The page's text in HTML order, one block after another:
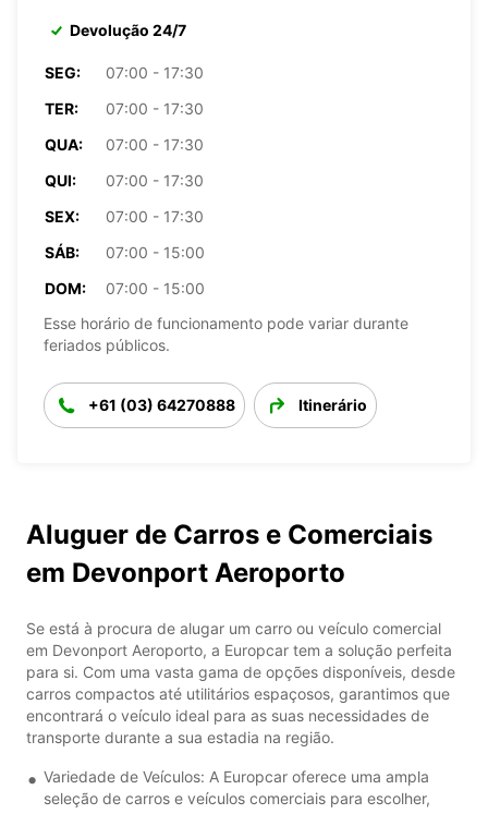
Devolução 24/7
SEG:
07:00 - 17:30
TER:
07:00 - 17:30
QUA:
07:00 - 17:30
QUI:
07:00 - 17:30
SEX:
07:00 - 17:30
SÁB:
07:00 - 15:00
DOM:
07:00 - 15:00
Esse horário de funcionamento pode variar durante
feriados públicos.
+61 (03) 64270888 Itinerário
Aluguer de Carros e Comerciais
em Devonport Aeroporto
Se está à procura de alugar um carro ou veículo comercial
em Devonport Aeroporto, a Europcar tem a solução perfeita
para si. Com uma vasta gama de opções disponíveis, desde
carros compactos até utilitários espaçosos, garantimos que
encontrará o veículo ideal para as suas necessidades de
transporte durante a sua estadia na região.
Variedade de Veículos: A Europcar oferece uma ampla
seleção de carros e veículos comerciais para escolher,